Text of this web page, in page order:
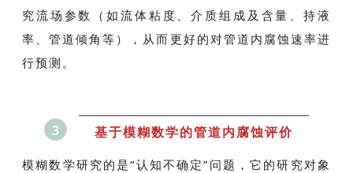
究流场参数（如流体粘度、介质组成及含量、持液
率、管道倾角等），从而更好的对管道内腐蚀速率进
行预测。
3 基于模糊数学的管道内腐蚀评价
模糊数学研究的是“认知不确定”问题，它的研究对象